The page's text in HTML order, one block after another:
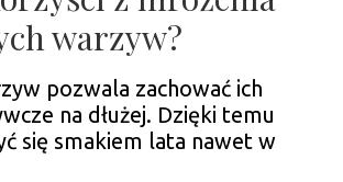
warzyw?
pozwala zachować ich
na dłużej. Dzięki temu
się smakiem lata nawet w